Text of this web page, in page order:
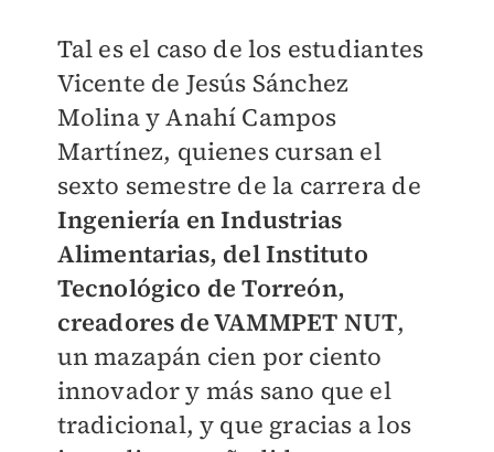
Tal es el caso de los estudiantes
Vicente de Jesús Sánchez
Molina y Anahí Campos
Martínez, quienes cursan el
sexto semestre de la carrera de
Ingeniería en Industrias
Alimentarias, del Instituto
Tecnológico de Torreón,
creadores de VAMMPET NUT,
un mazapán cien por ciento
innovador y más sano que el
tradicional, y que gracias a los